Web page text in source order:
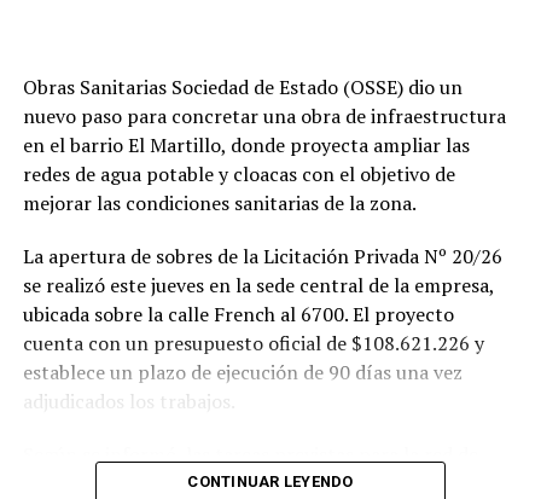
Obras Sanitarias Sociedad de Estado (OSSE) dio un
nuevo paso para concretar una obra de infraestructura
en el barrio El Martillo, donde proyecta ampliar las
redes de agua potable y cloacas con el objetivo de
mejorar las condiciones sanitarias de la zona.
La apertura de sobres de la Licitación Privada Nº 20/26
se realizó este jueves en la sede central de la empresa,
ubicada sobre la calle French al 6700. El proyecto
cuenta con un presupuesto oficial de $108.621.226 y
establece un plazo de ejecución de 90 días una vez
adjudicados los trabajos.
agua potable incluyen la colocación de unos 355 metros
CONTINUAR LEYENDO